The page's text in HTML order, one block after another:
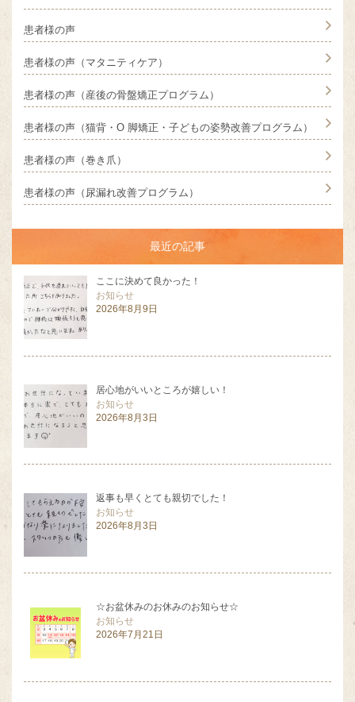
患者様の声
患者様の声（マタニティケア）
患者様の声（産後の骨盤矯正プログラム）
患者様の声（猫背・O 脚矯正・子どもの姿勢改善プログラム）
患者様の声（巻き爪）
患者様の声（尿漏れ改善プログラム）
最近の記事
ここに決めて良かった！
お知らせ
2026年8月9日
居心地がいいところが嬉しい！
お知らせ
2026年8月3日
返事も早くとても親切でした！
お知らせ
2026年8月3日
☆お盆休みのお休みのお知らせ☆
お知らせ
2026年7月21日